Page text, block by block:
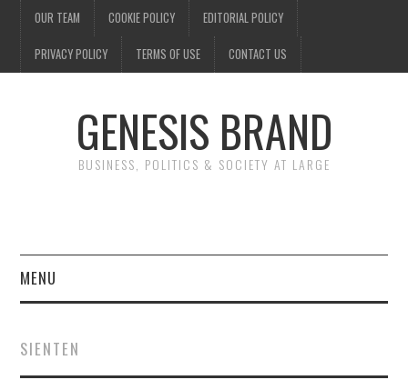
OUR TEAM COOKIE POLICY EDITORIAL POLICY
PRIVACY POLICY TERMS OF USE CONTACT US
GENESIS BRAND
BUSINESS, POLITICS & SOCIETY AT LARGE
MENU
FINANCE
SIENTEN